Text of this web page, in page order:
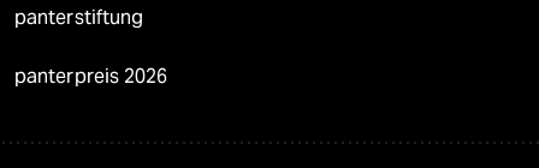
panterstiftung
panterpreis 2026